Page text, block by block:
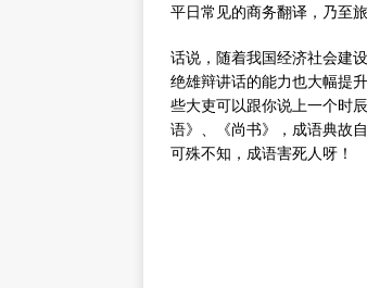
平日常见的商务翻译，乃至
话说，随着我国经济社会建
绝雄辩讲话的能力也大幅提
些大吏可以跟你说上一个时
语》、《尚书》，成语典故
可殊不知，成语害死人呀！